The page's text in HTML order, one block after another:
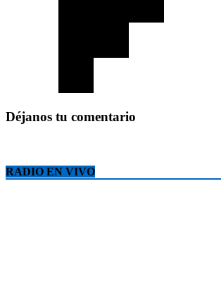
Déjanos tu comentario
RADIO EN VIVO